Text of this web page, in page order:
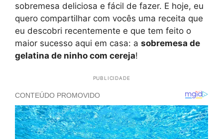
sobremesa deliciosa e fácil de fazer. E hoje, eu
quero compartilhar com vocês uma receita que
eu descobri recentemente e que tem feito o
maior sucesso aqui em casa: a sobremesa de
gelatina de ninho com cereja!
PUBLICIDADE